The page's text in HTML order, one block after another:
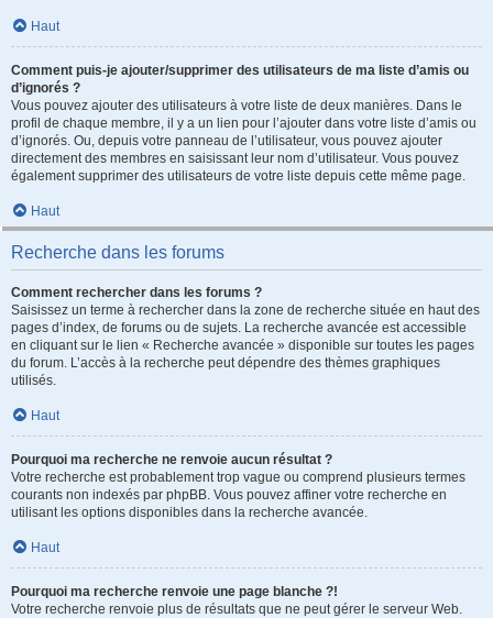
Haut
Comment puis-je ajouter/supprimer des utilisateurs de ma liste d’amis ou
d’ignorés ?
Vous pouvez ajouter des utilisateurs à votre liste de deux manières. Dans le
profil de chaque membre, il y a un lien pour l’ajouter dans votre liste d’amis ou
d’ignorés. Ou, depuis votre panneau de l’utilisateur, vous pouvez ajouter
directement des membres en saisissant leur nom d’utilisateur. Vous pouvez
également supprimer des utilisateurs de votre liste depuis cette même page.
Haut
Recherche dans les forums
Comment rechercher dans les forums ?
Saisissez un terme à rechercher dans la zone de recherche située en haut des
pages d’index, de forums ou de sujets. La recherche avancée est accessible
en cliquant sur le lien « Recherche avancée » disponible sur toutes les pages
du forum. L’accès à la recherche peut dépendre des thèmes graphiques
utilisés.
Haut
Pourquoi ma recherche ne renvoie aucun résultat ?
Votre recherche est probablement trop vague ou comprend plusieurs termes
courants non indexés par phpBB. Vous pouvez affiner votre recherche en
utilisant les options disponibles dans la recherche avancée.
Haut
Pourquoi ma recherche renvoie une page blanche ?!
Votre recherche renvoie plus de résultats que ne peut gérer le serveur Web.